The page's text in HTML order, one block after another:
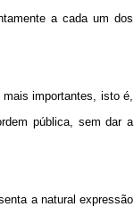
a cada um dos
importantes, isto é,
pública, sem dar a
a natural expressão